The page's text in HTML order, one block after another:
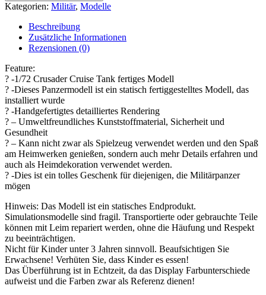
Kategorien: Militär, Modelle
Beschreibung
Zusätzliche Informationen
Rezensionen (0)
Feature:
? -1/72 Crusader Cruise Tank fertiges Modell
? -Dieses Panzermodell ist ein statisch fertiggestelltes Modell, das
installiert wurde
? -Handgefertigtes detailliertes Rendering
? – Umweltfreundliches Kunststoffmaterial, Sicherheit und
Gesundheit
? – Kann nicht zwar als Spielzeug verwendet werden und den Spaß
am Heimwerken genießen, sondern auch mehr Details erfahren und
auch als Heimdekoration verwendet werden.
? -Dies ist ein tolles Geschenk für diejenigen, die Militärpanzer
mögen
Hinweis: Das Modell ist ein statisches Endprodukt.
Simulationsmodelle sind fragil. Transportierte oder gebrauchte Teile
können mit Leim repariert werden, ohne die Häufung und Respekt
zu beeinträchtigen.
Nicht für Kinder unter 3 Jahren sinnvoll. Beaufsichtigen Sie
Erwachsene! Verhüten Sie, dass Kinder es essen!
Das Überführung ist in Echtzeit, da das Display Farbunterschiede
aufweist und die Farben zwar als Referenz dienen!